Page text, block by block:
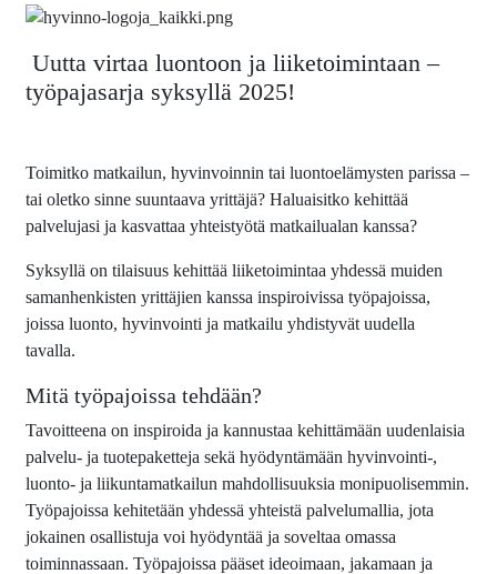
Uutta virtaa luontoon ja liiketoimintaan –
työpajasarja syksyllä 2025!
Toimitko matkailun, hyvinvoinnin tai luontoelämysten parissa –
tai oletko sinne suuntaava yrittäjä? Haluaisitko kehittää
palvelujasi ja kasvattaa yhteistyötä matkailualan kanssa?
Syksyllä on tilaisuus kehittää liiketoimintaa yhdessä muiden
samanhenkisten yrittäjien kanssa inspiroivissa työpajoissa,
joissa luonto, hyvinvointi ja matkailu yhdistyvät uudella
tavalla.
Mitä työpajoissa tehdään?
Tavoitteena on inspiroida ja kannustaa kehittämään uudenlaisia
palvelu- ja tuotepaketteja sekä hyödyntämään hyvinvointi-,
luonto- ja liikuntamatkailun mahdollisuuksia monipuolisemmin.
Työpajoissa kehitetään yhdessä yhteistä palvelumallia, jota
jokainen osallistuja voi hyödyntää ja soveltaa omassa
toiminnassaan. Työpajoissa pääset ideoimaan, jakamaan ja